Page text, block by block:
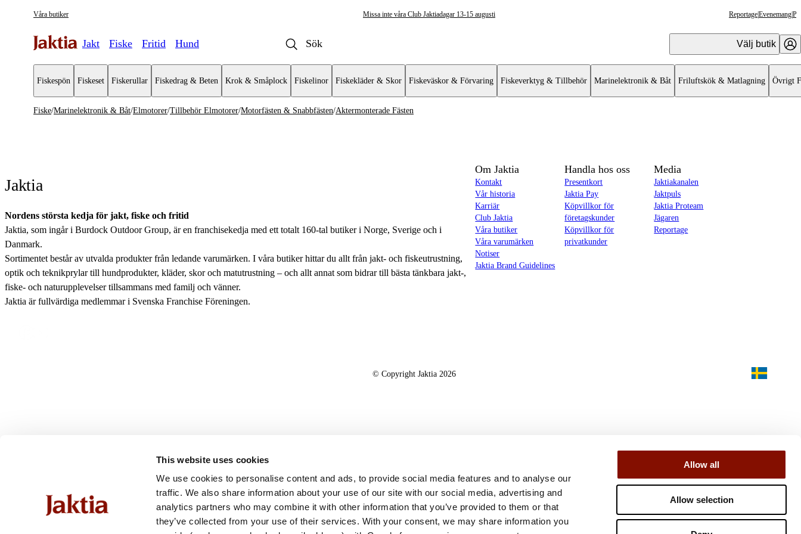
This website uses cookies
We use cookies to personalise content and ads, to provide social media features and to analyse our
traffic. We also share information about your use of our site with our social media, advertising and
analytics partners who may combine it with other information that you’ve provided to them or that
they’ve collected from your use of their services. With your consent, we may share information you
Allow all
Allow selection
Våra butiker Missa inte våra Club Jaktiadagar 13-15 augusti ReportageEvenemang
Jakt Fiske Fritid Hund Välj butik
Fiskespön Fiskeset Fiskerullar Fiskedrag & Beten Krok & Småplock Fiskelinor Fiskekläder & Skor Fiskeväskor & Förvaring Fiskeverktyg & Tillbehör Marinelektronik & Båt Friluftskök & Matlagning Övrigt
Ekolod & Plotter
Elmotorer
Pontonbåtar & Gummibåtar
Båttillbehör
Fiske/Marinelektronik & Båt/Elmotorer/Tillbehör Elmotorer/Motorfästen & Snabbfästen/Aktermonterade Fästen
Jaktia
Nordens största kedja för jakt, fiske och fritid
Jaktia, som ingår i Burdock Outdoor Group, är en franchisekedja med ett totalt 160-tal butiker i Norge, Sverige och i
Danmark.
Sortimentet består av utvalda produkter från ledande varumärken. I våra butiker hittar du allt från jakt- och fiskeutrustning,
optik och teknikprylar till hundprodukter, kläder, skor och matutrustning – och allt annat som bidrar till bästa tänkbara jakt-,
fiske- och naturupplevelser tillsammans med familj och vänner.
Jaktia är fullvärdiga medlemmar i Svenska Franchise Föreningen.
Om Jaktia
Kontakt
Vår historia
Karriär
Club Jaktia
Våra butiker
Våra varumärken
Notiser
Jaktia Brand Guidelines
Handla hos oss
Presentkort
Jaktia Pay
Köpvillkor för
företagskunder
Köpvillkor för
privatkunder
Media
Jaktiakanalen
Jaktpuls
Jaktia Proteam
Jägaren
Reportage
© Copyright Jaktia 2026